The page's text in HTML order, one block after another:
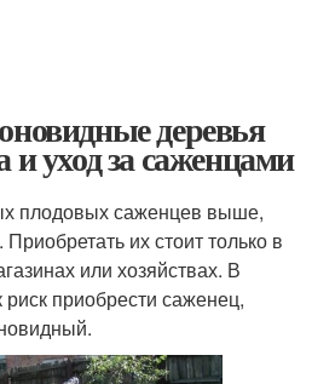
деревья
уход за саженцами
плодовых саженцев выше,
их стоит только в
или хозяйствах. В
приобрести саженец,